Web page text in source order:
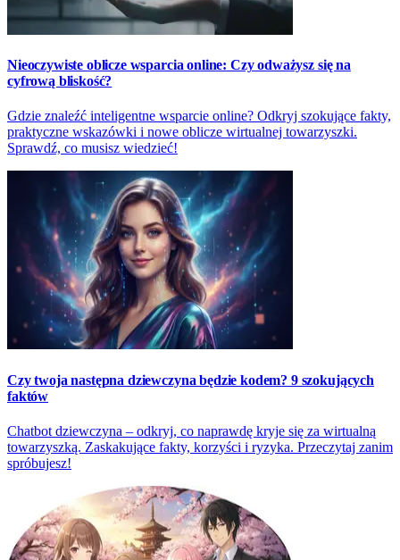
Nieoczywiste oblicze wsparcia online: Czy odważysz się na
cyfrową bliskość?
Gdzie znaleźć inteligentne wsparcie online? Odkryj szokujące fakty,
praktyczne wskazówki i nowe oblicze wirtualnej towarzyszki.
Sprawdź, co musisz wiedzieć!
Czy twoja następna dziewczyna będzie kodem? 9 szokujących
faktów
Chatbot dziewczyna – odkryj, co naprawdę kryje się za wirtualną
towarzyszką. Zaskakujące fakty, korzyści i ryzyka. Przeczytaj zanim
spróbujesz!